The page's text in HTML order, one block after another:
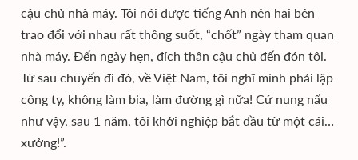
cậu chủ nhà máy. Tôi nói được tiếng Anh nên hai bên
trao đổi với nhau rất thông suốt, “chốt” ngày tham quan
nhà máy. Đến ngày hẹn, đích thân cậu chủ đến đón tôi.
Từ sau chuyến đi đó, về Việt Nam, tôi nghĩ mình phải lập
công ty, không làm bia, làm đường gì nữa! Cứ nung nấu
như vậy, sau 1 năm, tôi khởi nghiệp bắt đầu từ một cái…
xưởng!”.